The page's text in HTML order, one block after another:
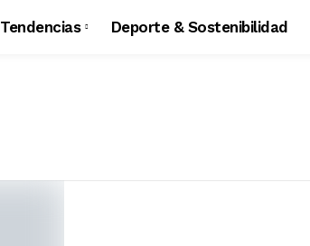
Tendencias Deporte & Sostenibilidad